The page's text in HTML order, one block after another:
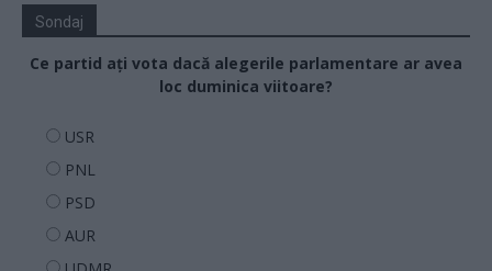
Sondaj
Ce partid ați vota dacă alegerile parlamentare ar avea
loc duminica viitoare?
USR
PNL
PSD
AUR